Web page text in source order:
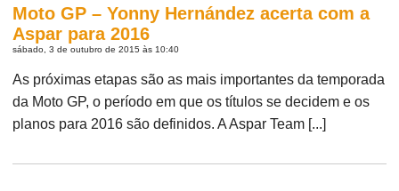
Moto GP – Yonny Hernández acerta com a
Aspar para 2016
sábado, 3 de outubro de 2015 às 10:40
As próximas etapas são as mais importantes da temporada
da Moto GP, o período em que os títulos se decidem e os
planos para 2016 são definidos. A Aspar Team [...]